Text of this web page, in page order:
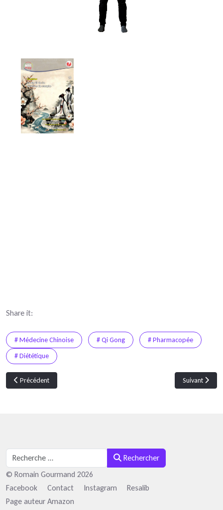
Share it:
# Médecine Chinoise # Qi Gong
# Pharmacopée
# Diététique
Article précédent : Yǎng Shēng 養生 saison du printemps
Précédent Article
Suivant
Rechercher
Rechercher
© Romain Gourmand 2026
Facebook
Contact Instagram
Resalib
Page auteur Amazon